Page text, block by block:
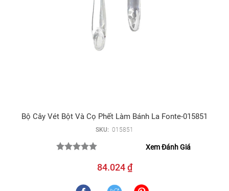
Bộ Cây Vét Bột Và Cọ Phết Làm Bánh La Fonte-015851
SKU: 015851
Xem Đánh Giá
84.024 ₫